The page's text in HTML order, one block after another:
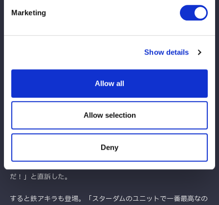
Marketing
Show details
Allow all
Allow selection
Deny
昨年9月以来となる同一カードでのアーティスト王座戦は、また
も王者組に軍配が上がった。
試合後もパイプイスで羽南の左腕を破壊した小波は「心も腕もボ
ロボロだな。来週ビーがトドメを刺してくれるだろう。そして
H.A.T.E.にもう一度、白いベルトが戻ってくる。お前のチャンピ
オンロードも、そしてSTARSもジ・エンドだ」とふてぶてしい
表情で通告した。
そのときだ。壮麗亜美＆妃南＆レディ・Cが登場し、H.A.T.E.を蹴
けど、ユニットの象徴アーティストはお前らの手元にあるのが悔
しくて、悔しくてたまらない。次の挑戦者は私たちGod’s Eye
だ！」と直訴した。
すると鉄アキラも登場。「スターダムのユニットで一番最高なの